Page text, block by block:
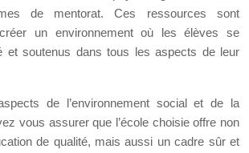
de mentorat. Ces ressources sont
un environnement où les élèves se
et soutenus dans tous les aspects de leur
de l’environnement social et de la
vous assurer que l’école choisie offre non
de qualité, mais aussi un cadre sûr et